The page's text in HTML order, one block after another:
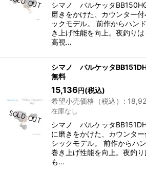
シマノ バルケッタ
磨きをかけた、カウンター
ックモデル。 前作からハン
き上げ性能を向上。夜釣り
高視…
シマノ バルケッタ
無料
15,136 円 (税込)
希望小売価格（税込）
:
在庫なし
シマノ バルケッタ
に磨きをかけた、カウンタ
シックモデル。 前作からハ
巻き上げ性能を向上。夜釣
も…